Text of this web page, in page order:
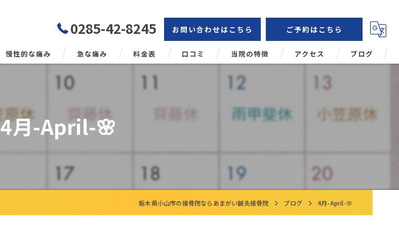
0285-42-8245 お問い合わせはこちら ご予約はこちら
慢性的な痛み 急な痛み 料金表 口コミ 当院の特徴
鍼灸
肩こり
姿勢矯正
アクセス ブログ
4月-April-🌸
栃木県小山市の接骨院ならあまがい鍼灸接骨院 ブログ 4月-April-🌸